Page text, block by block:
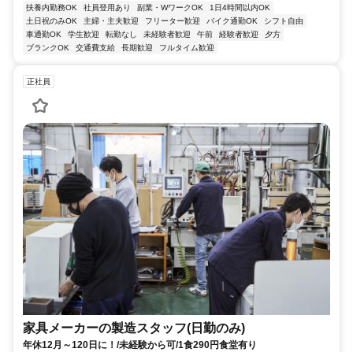
扶養内勤務OK 社員登用あり 副業・WワークOK
1日4時間以内OK
土日祝のみOK
主婦・主夫歓迎 フリーター歓迎 バイク通勤OK
シフト自由
車通勤OK
学生歓迎 転勤なし 未経験者歓迎 午前 経験者歓迎
夕方
ブランクOK
交通費支給 長期歓迎 フルタイム歓迎
正社員
家具メーカーの製造スタッフ(日勤のみ)
年休12月～120日に！/未経験から可/1食290円食堂有り